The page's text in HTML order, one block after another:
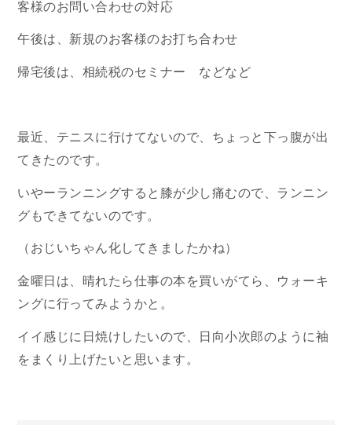
客様のお問い合わせの対応
午後は、新規のお客様のお打ち合わせ
帰宅後は、相続税のセミナー などなど
最近、テニスに行けてないので、ちょっと下っ腹が出
てきたのです。
いやーランニングすると膝が少し痛むので、ランニン
グもできてないのです。
（おじいちゃん化してきましたかね）
金曜日は、晴れたら仕事の本を買いがてら、ウォーキ
ングに行ってみようかと。
イイ感じに日焼けしたいので、日向小次郎のように袖
をまくり上げたいと思います。